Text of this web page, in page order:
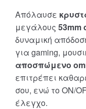
Απόλαυσε
μεγάλους 53mm
δυναμική
για gaming,
αποσπώμενο
επιτρέπει
σου, ενώ το ON/
έλεγχο.